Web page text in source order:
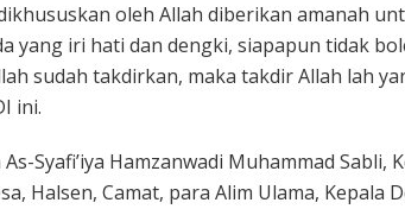
oleh Allah diberikan amanah
yang iri hati dan dengki, siapapun tidak
sudah takdirkan, maka takdir Allah lah
ini.
Syafi’iya Hamzanwadi Muhammad Sabli,
Halsen, Camat, para Alim Ulama, Kepala